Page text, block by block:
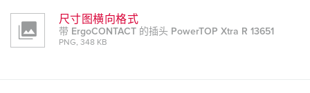
尺寸图横向格式
带 ErgoCONTACT 的插头 PowerTOP Xtra R 13651
PNG, 348 KB